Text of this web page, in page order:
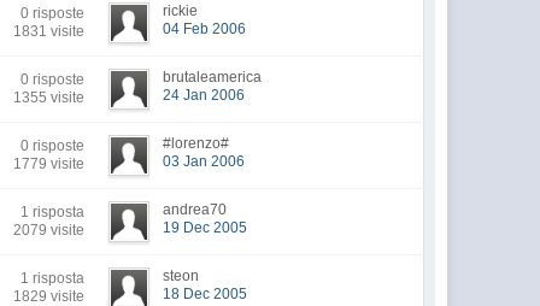
0 risposte
1831 visite
rickie
04 Feb 2006
0 risposte
1355 visite
brutaleamerica
24 Jan 2006
0 risposte
1779 visite
#lorenzo#
03 Jan 2006
1 risposta
2079 visite
andrea70
19 Dec 2005
1 risposta
1829 visite
steon
18 Dec 2005